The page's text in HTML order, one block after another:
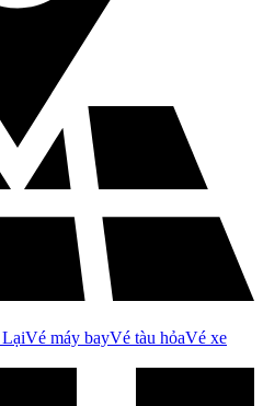
Vé máy bayVé tàu hỏaVé xe